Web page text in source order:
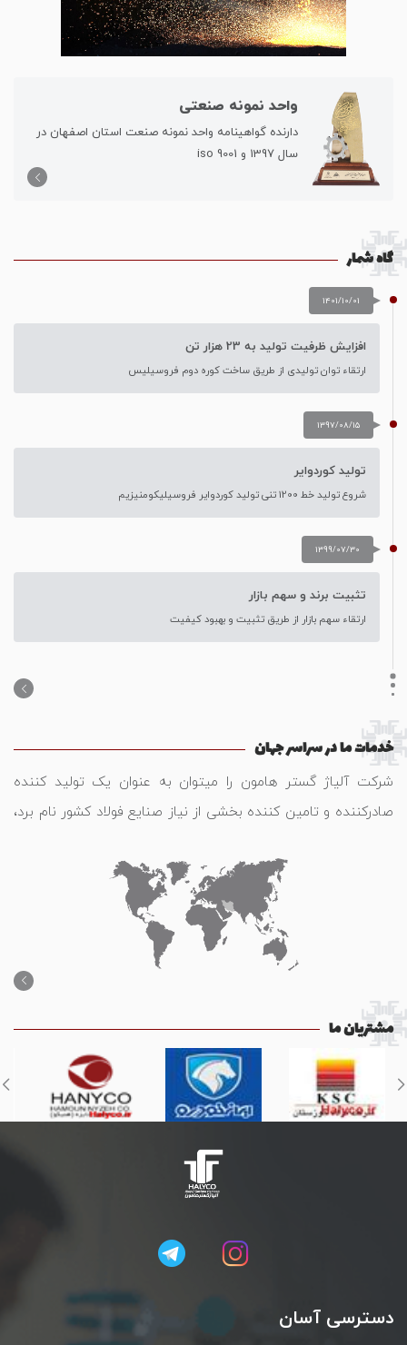
واحد نمونه صنعتی
دارنده گواهینامه واحد نمونه صنعت استان اصفهان در
سال 1397 و iso 9001
گاه شمار
1401/10/01
افزایش ظرفیت تولید به 23 هزار تن
ارتقاء توان تولیدی از طریق ساخت کوره دوم فروسیلیس
1397/08/15
تولید کوردوایر
شروع تولید خط 1200 تنی تولید کوردوایر فروسیلیکومنیزیم
1399/07/30
تثبیت برند و سهم بازار
ارتقاء سهم بازار از طریق تثبیت و بهبود کیفیت
خدمات ما در سراسر جهان
شرکت آلیاژ گستر هامون را میتوان به عنوان یک تولید کننده
صادرکننده و تامین کننده بخشی از نیاز صنایع فولاد کشور نام برد،
مشتریان ما
دسترسی آسان